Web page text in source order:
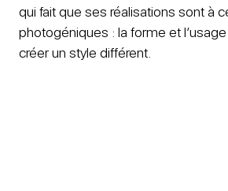
qui fait que ses réalisations sont à
photogéniques : la forme et
créer un style différent.